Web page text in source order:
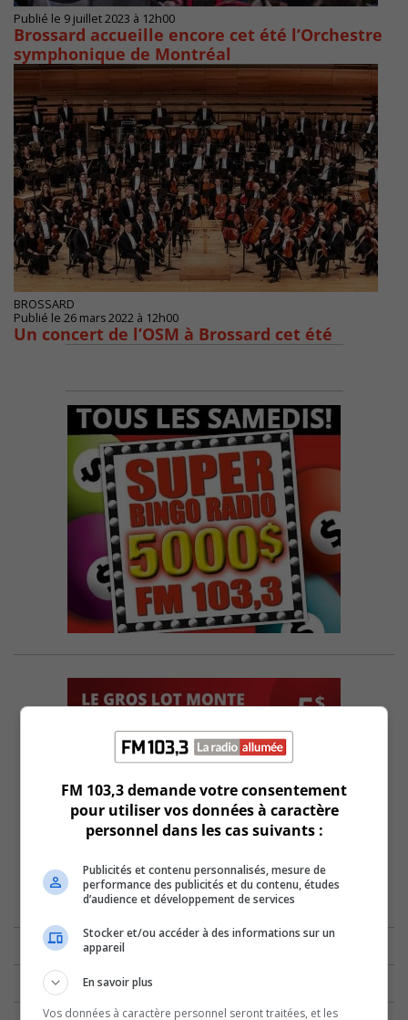
Publié le 9 juillet 2023 à 12h00
Brossard accueille encore cet été l’Orchestre
symphonique de Montréal
BROSSARD
Publié le 26 mars 2022 à 12h00
Un concert de l’OSM à Brossard cet été
FM 103,3 demande votre consentement
pour utiliser vos données à caractère
personnel dans les cas suivants :
Publicités et contenu personnalisés, mesure de
performance des publicités et du contenu, études
d’audience et développement de services
Stocker et/ou accéder à des informations sur un
appareil
En savoir plus
Vos données à caractère personnel seront traitées, et les